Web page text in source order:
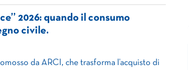
2026: quando il consumo
civile.
da ARCI, che trasforma l’acquisto di